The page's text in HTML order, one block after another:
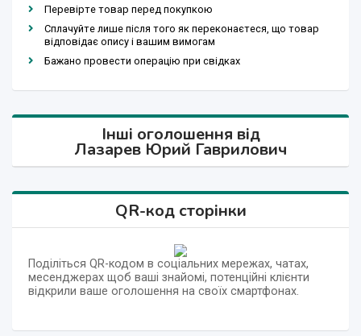
Перевірте товар перед покупкою
Сплачуйте лише після того як переконаєтеся, що товар
відповідає опису і вашим вимогам
Бажано провести операцію при свідках
Інші оголошення від
Лазарев Юрий Гаврилович
QR-код сторінки
Поділіться QR-кодом в соціальних мережах, чатах,
месенджерах щоб ваші знайомі, потенційні клієнти
відкрили ваше оголошення на своїх смартфонах.